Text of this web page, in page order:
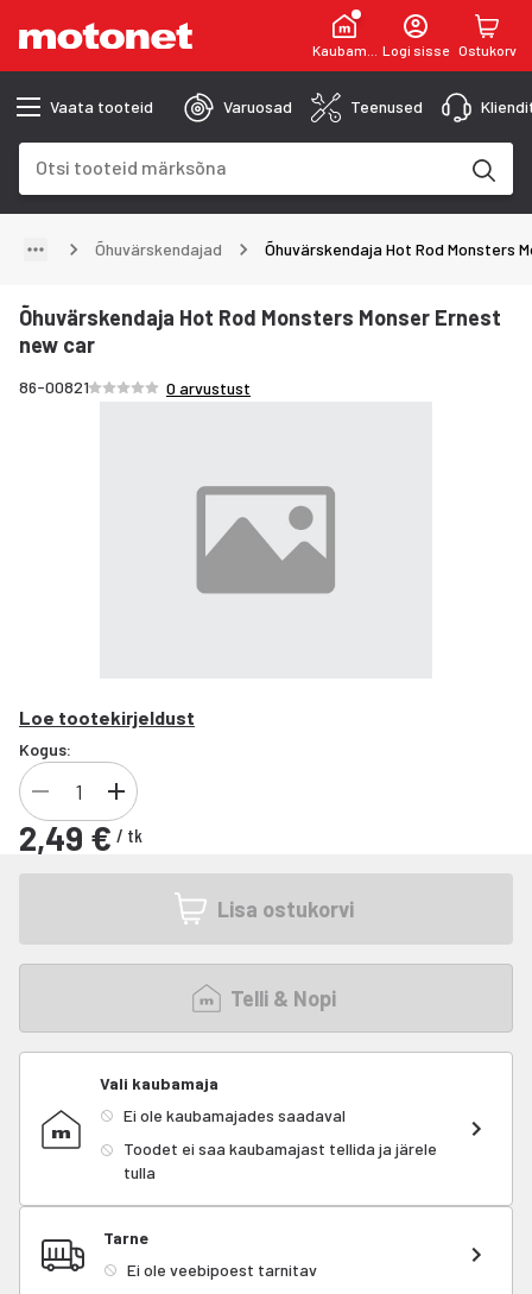
KaubamajaLogi sisse Ostukorv
Vaata tooteid Varuosad Teenused
Õhuvärskendajad Õhuvärskendaja Hot Rod Monsters
Õhuvärskendaja Hot Rod Monsters Monser Ernest
new car
86-00821Hinnang /5 tähte
0 arvustust
Loe tootekirjeldust
Kogus:
2,49 € / tk
Lisa ostukorvi
Telli & Nopi
Vali kaubamaja
Ei ole kaubamajades saadaval
Toodet ei saa kaubamajast tellida ja järele
tulla
Tarne
Ei ole veebipoest tarnitav